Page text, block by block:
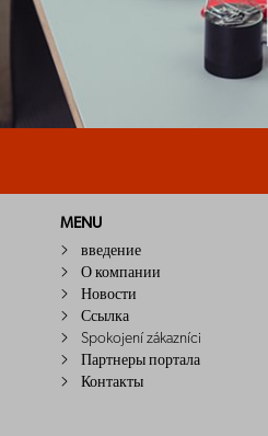
MENU
введение
О компании
Новости
Ссылка
Spokojení zákazníci
Партнеры портала
Контакты